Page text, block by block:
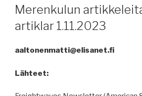
Merenkulun
artiklar 1.11.2023
aaltonenmatti@elisanet.fi
Lähteet: